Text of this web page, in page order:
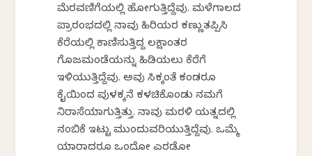
ಮೆರವಣಿಗೆಯಲ್ಲಿ ಹೋಗುತ್ತಿದ್ದೆವು. ಮಳೆಗಾಲದ
ಪ್ರಾರಂಭದಲ್ಲಿ ನಾವು ಹಿರಿಯರ ಕಣ್ಣುತಪ್ಪಿಸಿ
ಕೆರೆಯಲ್ಲಿ ಕಾಣಿಸುತ್ತಿದ್ದ ಲಕ್ಷಾಂತರ
ಗೊಜಮಂಡೆಯನ್ನು ಹಿಡಿಯಲು ಕೆರೆಗೆ
ಇಳಿಯುತ್ತಿದ್ದೆವು. ಅವು ಸಿಕ್ಕಂತೆ ಕಂಡರೂ
ಕೈಯಿಂದ ಪುಳಕ್ಕನೆ ಕಳಚಿಕೊಂಡು ನಮಗೆ
ನಿರಾಸೆಯಾಗುತ್ತಿತ್ತು. ನಾವು ಮರಳಿ ಯತ್ನದಲ್ಲಿ
ನಂಬಿಕೆ ಇಟ್ಟು ಮುಂದುವರಿಯುತ್ತಿದ್ದೆವು. ಒಮ್ಮೆ
ಯಾರಾದರೂ ಒಂದೋ ಎರಡೋ